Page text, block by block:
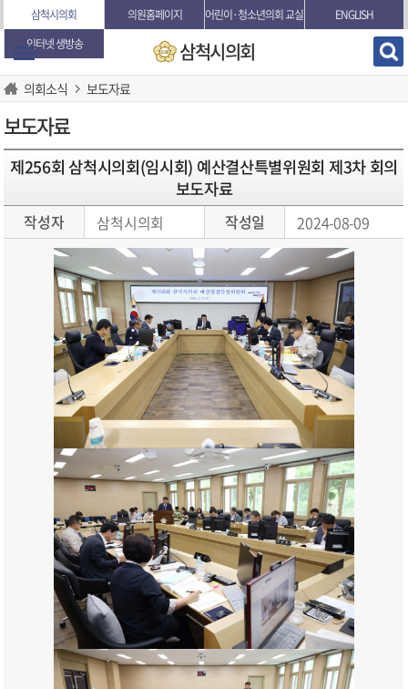
본문바로가기
삼척시의회 의원홈페이지 어린이·청소년의회 교실
ENGLISH
인터넷 생방송
삼척시의회
의회소식 보도자료
보도자료
제256회 삼척시의회(임시회) 예산결산특별위원회 제3차 회의
보도자료
작성자 삼척시의회 작성일 2024-08-09